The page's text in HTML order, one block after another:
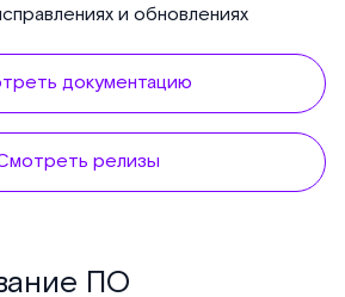
и обновлениях
документацию
релизы
ПО